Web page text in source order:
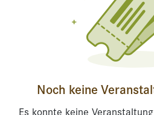
Noch keine
Es konnte keine